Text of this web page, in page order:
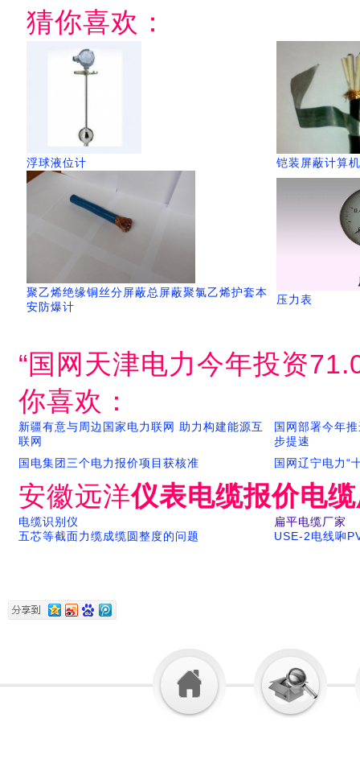
猜你喜欢：
浮球液位计 铠装屏蔽计算
聚乙烯绝缘铜丝分屏蔽总屏蔽聚氯乙烯护套本
安防爆计
压力表
“国网天津电力今年投资
你喜欢：
新疆有意与周边国家电力联网 助力构建能源互
联网
国网部署今年
步提速
国电集团三个电力报价项目获核准
国网辽宁电力“
安徽远洋仪表电缆报价电
电缆识别仪
扁平电缆厂家
五芯等截面力缆成缆圆整度的问题
USE-2电线啝